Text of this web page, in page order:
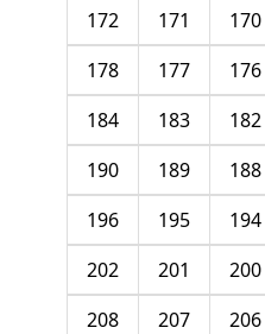
170
171
172
176
177
178
182
183
184
188
189
190
194
195
196
200
201
202
206
207
208